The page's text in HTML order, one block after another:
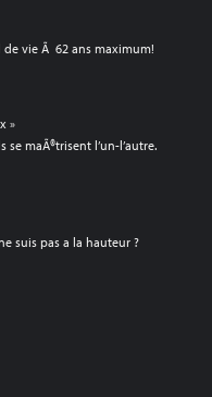
de vie Ã 62 ans maximum!
»
maÃ®trisent l’un-l’autre.
suis pas a la hauteur ?